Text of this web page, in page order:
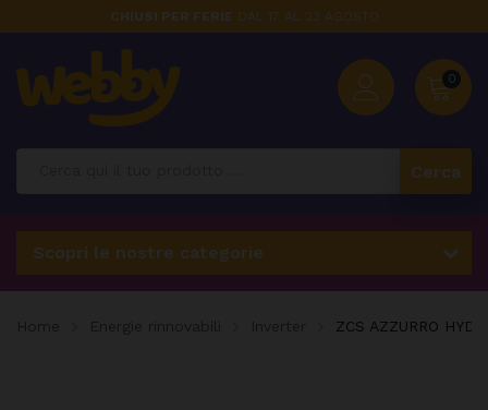
CHIUSI PER FERIE DAL 17 AL 23 AGOSTO
0
Cerca
Scopri le nostre categorie
ZCS AZZURRO